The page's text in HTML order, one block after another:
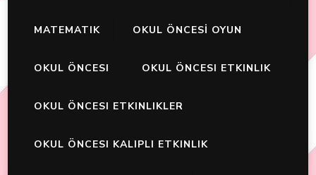
MATEMATIK OKUL ÖNCESİ OYUN
OKUL ÖNCESI OKUL ÖNCESI ETKINLIK
OKUL ÖNCESI ETKINLIKLER
OKUL ÖNCESI KALIPLI ETKINLIK